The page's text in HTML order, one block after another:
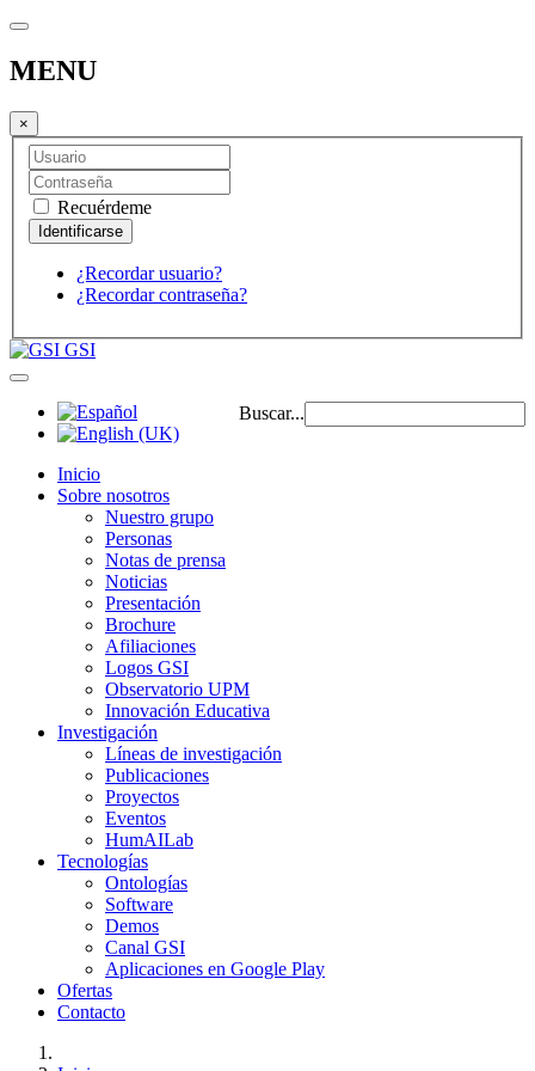
MENU
×
Recuérdeme
¿Recordar usuario?
¿Recordar contraseña?
GSI
Buscar...
Inicio
Sobre nosotros
Nuestro grupo
Personas
Notas de prensa
Noticias
Presentación
Brochure
Afiliaciones
Logos GSI
Observatorio UPM
Innovación Educativa
Investigación
Líneas de investigación
Publicaciones
Proyectos
Eventos
HumAILab
Tecnologías
Ontologías
Software
Demos
Canal GSI
Aplicaciones en Google Play
Ofertas
Contacto